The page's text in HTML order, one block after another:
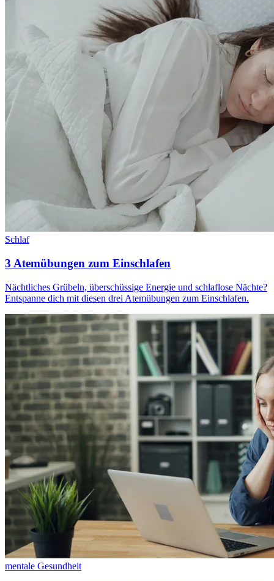
Schlaf
3 Atemübungen zum Einschlafen
Nächtliches Grübeln, überschüssige Energie und schlaflose Nächte?
Entspanne dich mit diesen drei Atemübungen zum Einschlafen.
mentale Gesundheit